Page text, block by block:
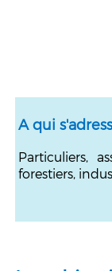
A qui
Particuliers,
forestiers,